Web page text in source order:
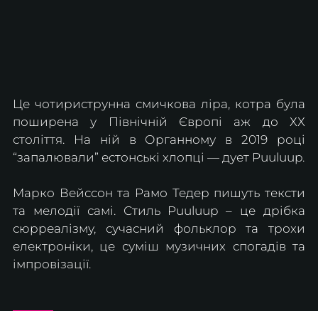
Це чотириструнна смичкова ліра, котра була
поширена у Північній Європі аж до ХХ
століття. На ній в Органному в 2019 році
Марко Вейссон та Рамо Тедер пишуть тексти
та мелодії самі. Стиль Puuluup – це дрібка
сюрреалізму, сучасний фольклор та трохи
електроніки, це суміш музичних спогадів та
імпровізації.